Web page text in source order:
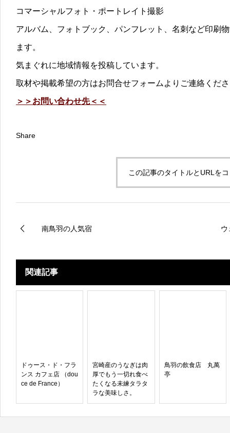
コマーシャルフォト・ポートレイト撮影
アルバム、フォトブック、パンフレット、名刺など印刷
ます。
気まぐれに地域情報を投稿しています。
取材や掲載希望の方はお問合せフォームよりご連絡くだ
＞＞お問い合わせ先＜＜
Share
この記事のタイトルとURLを
南鳥羽の人気宿 ウ
関連記事
ドゥース・ド・フラ
ンス カフェ店 （dou
ce de France）
宮崎産のうなぎは肉
厚でもう一切れ食べ
たくなる未練タラタ
ラな美味しさ。
鳥羽の飲食店 丸萬
亭